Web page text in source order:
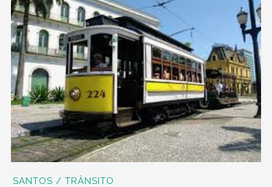
SANTOS / TRÂNSITO